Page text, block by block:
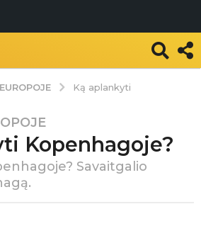
Ką aplankyti
Kopenhagoje?
Savaitgalio